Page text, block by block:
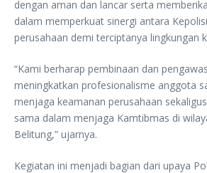
dengan aman dan lancar serta
dalam memperkuat sinergi antara
perusahaan demi terciptanya lingkungan
“Kami berharap pembinaan dan
meningkatkan profesionalisme anggota
menjaga keamanan perusahaan
sama dalam menjaga Kamtibmas di
Belitung,” ujarnya.
Kegiatan ini menjadi bagian dari upaya